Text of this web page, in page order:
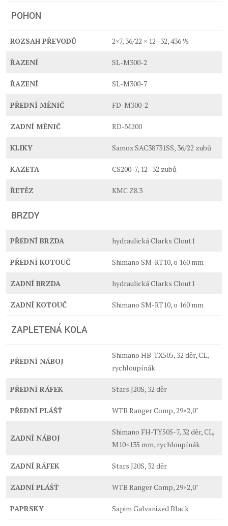
POHON
ROZSAH PŘEVODŮ 2×7, 36/22 × 12–32, 436 %
ŘAZENÍ SL-M300-2
ŘAZENÍ SL-M300-7
PŘEDNÍ MĚNIČ FD-M300-2
ZADNÍ MĚNIČ RD-M200
KLIKY Samox SAC38731SS, 36/22 zubů
KAZETA CS200-7, 12–32 zubů
ŘETĚZ KMC Z8.3
BRZDY
PŘEDNÍ BRZDA hydraulická Clarks Clout1
PŘEDNÍ KOTOUČ Shimano SM-RT10, o 160 mm
ZADNÍ BRZDA hydraulická Clarks Clout1
ZADNÍ KOTOUČ Shimano SM-RT10, o 160 mm
ZAPLETENÁ KOLA
PŘEDNÍ NÁBOJ
Shimano HB-TX505, 32 děr, CL,
rychloupínák
PŘEDNÍ RÁFEK Stars J20S, 32 děr
PŘEDNÍ PLÁŠŤ WTB Ranger Comp, 29×2,0"
ZADNÍ NÁBOJ
Shimano FH-TY505-7, 32 děr, CL,
M10×135 mm, rychloupínák
ZADNÍ RÁFEK Stars J20S, 32 děr
ZADNÍ PLÁŠŤ WTB Ranger Comp, 29×2,0"
PAPRSKY Sapim Galvanized Black